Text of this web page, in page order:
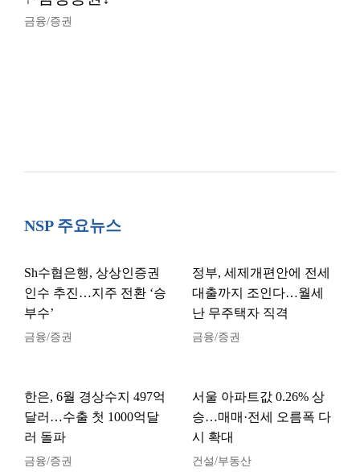
금융/증권
NSP 주요뉴스
Sh수협은행, 상상인증권
인수 추진…지주 전환 ‘승
부수’
금융/증권
정부, 세제개편안에 전세
대출까지 조인다…월세
난 무주택자 직격
금융/증권
한은, 6월 경상수지 497억
달러…수출 첫 1000억달
러 돌파
금융/증권
서울 아파트값 0.26% 상
승…매매·전세 오름폭 다
시 확대
건설/부동산